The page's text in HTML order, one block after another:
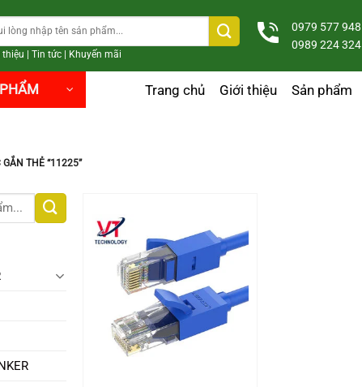
thiệu Tin tức| Khuyến mãi
0979 577 948
0989 224 324
Trang chủ Giới thiệu Sản phẩm
THẺ “11225”